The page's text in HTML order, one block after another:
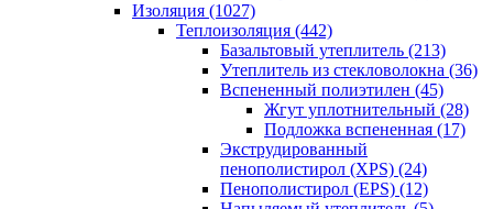
Изоляция (1027)
Теплоизоляция (442)
Базальтовый утеплитель (213)
Утеплитель из стекловолокна (36)
Вспененный полиэтилен (45)
Жгут уплотнительный (28)
Подложка вспененная (17)
Экструдированный
пенополистирол (XPS) (24)
Пенополистирол (EPS) (12)